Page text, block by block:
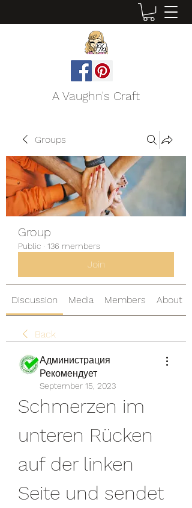
A Vaughn's Craft
Groups
Group
Public · 136 members
Join
Discussion Media Members About
Back
Администрация
Рекомендует
September 15, 2023
Schmerzen im
unteren Rücken
auf der linken
Seite und sendet